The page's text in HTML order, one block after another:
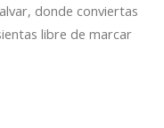
donde conviertas
libre de marcar